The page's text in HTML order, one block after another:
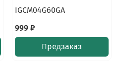
IGCM04G60GA
999 ₽
Предзаказ